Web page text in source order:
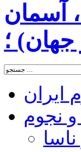
آسمان
؛
ایران
و نجوم
ناسا